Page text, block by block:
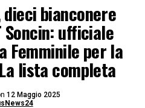
dieci bianconere
Soncin: ufficiale
Femminile per la
lista completa
12 Maggio 2025